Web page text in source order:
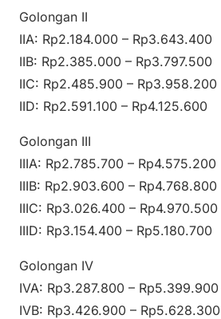
Golongan II
IIA: Rp2.184.000 – Rp3.643.400
IIB: Rp2.385.000 – Rp3.797.500
IIC: Rp2.485.900 – Rp3.958.200
IID: Rp2.591.100 – Rp4.125.600
Golongan III
IIIA: Rp2.785.700 – Rp4.575.200
IIIB: Rp2.903.600 – Rp4.768.800
IIIC: Rp3.026.400 – Rp4.970.500
IIID: Rp3.154.400 – Rp5.180.700
Golongan IV
IVA: Rp3.287.800 – Rp5.399.900
IVB: Rp3.426.900 – Rp5.628.300